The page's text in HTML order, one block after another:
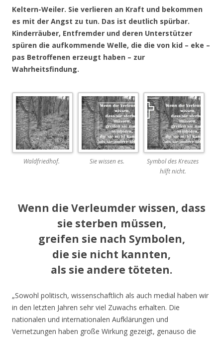
Keltern-Weiler. Sie verlieren an Kraft und bekommen
es mit der Angst zu tun. Das ist deutlich spürbar.
Kinderräuber, Entfremder und deren Unterstützer
spüren die aufkommende Welle, die die von kid – eke –
pas Betroffenen erzeugt haben – zur
Wahrheitsfindung.
Waldfriedhof. Sie wissen es.
Symbol des Kreuzes
hilft nicht.
Wenn die Verleumder wissen, dass
sie sterben müssen,
greifen sie nach Symbolen,
die sie nicht kannten,
als sie andere töteten.
„Sowohl politisch, wissenschaftlich als auch medial haben wir
in den letzten Jahren sehr viel Zuwachs erhalten. Die
nationalen und internationalen Aufklärungen und
Vernetzungen haben große Wirkung gezeigt, genauso die